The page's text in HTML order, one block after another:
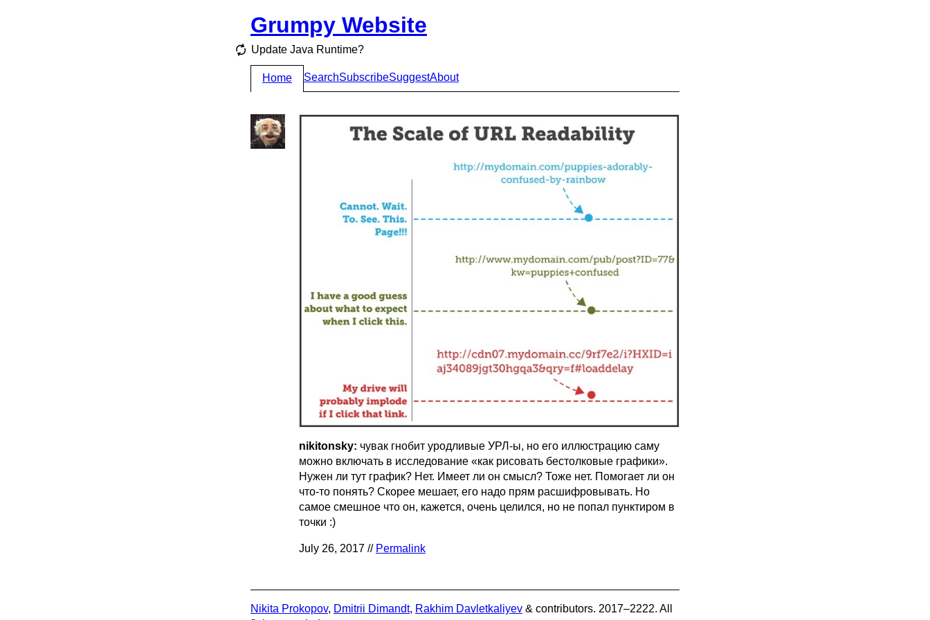
Grumpy Website
Update Java Runtime?
Home SearchSubscribeSuggestAbout
nikitonsky: чувак гнобит уродливые УРЛ-ы, но его иллюстрацию саму
можно включать в исследование «как рисовать бестолковые графики».
Нужен ли тут график? Нет. Имеет ли он смысл? Тоже нет. Помогает ли он
что-то понять? Скорее мешает, его надо прям расшифровывать. Но
самое смешное что он, кажется, очень целился, но не попал пунктиром в
точки :)
July 26, 2017 // Permalink
Nikita Prokopov, Dmitrii Dimandt, Rakhim Davletkaliyev & contributors. 2017–2222. All